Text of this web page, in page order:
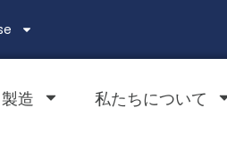
製造
私たちについて